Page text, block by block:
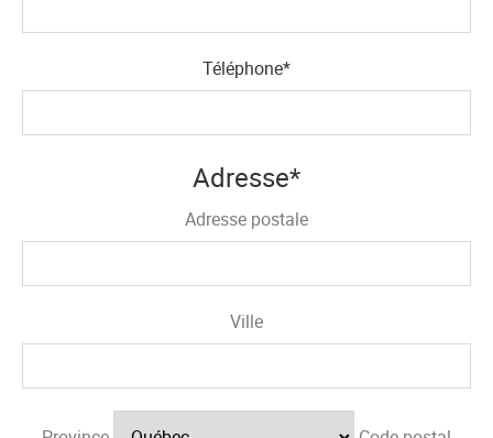
Téléphone*
Adresse*
Adresse postale
Ville